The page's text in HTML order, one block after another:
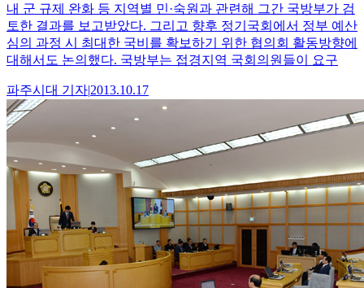
내 군 규제 완화 등 지역별 민·숙원과 관련해 그간 국방부가 검
토한 결과를 보고받았다. 그리고 향후 정기국회에서 정부 예산
심의 과정 시 최대한 국비를 확보하기 위한 협의회 활동방향에
대해서도 논의했다. 국방부는 접경지역 국회의원들이 요구
파주시대 기자|2013.10.17